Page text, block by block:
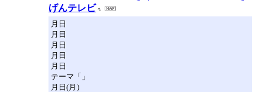
げんテレビ
月日
月日
月日
月日
月日
テーマ「」
月日(月）